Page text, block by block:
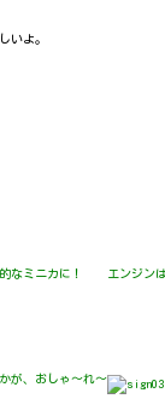
いよ。
的なミニカに！ エンジン
、おしゃ～れ～